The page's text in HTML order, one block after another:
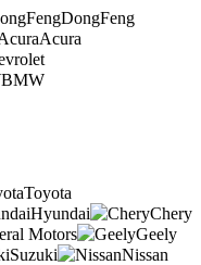
DongFeng
Acura
BMW
Toyota
Hyundai
Chery
Motors
Geely
Suzuki Nissan